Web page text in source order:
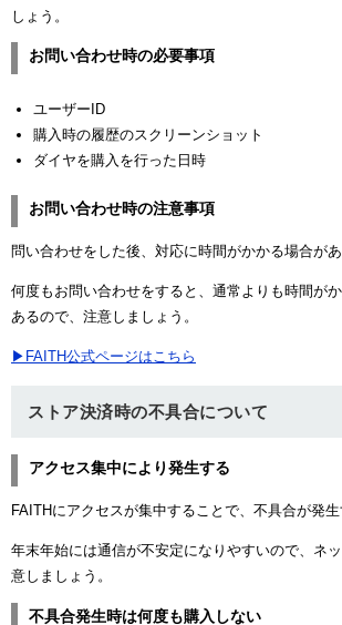
しょう。
お問い合わせ時の必要事項
ユーザーID
購入時の履歴のスクリーンショット
ダイヤを購入を行った日時
お問い合わせ時の注意事項
問い合わせをした後、対応に時間がかかる場合があ
何度もお問い合わせをすると、通常よりも時間が
あるので、注意しましょう。
▶FAITH公式ページはこちら
ストア決済時の不具合について
アクセス集中により発生する
FAITHにアクセスが集中することで、不具合が発生
年末年始には通信が不安定になりやすいので、ネ
意しましょう。
不具合発生時は何度も購入しない